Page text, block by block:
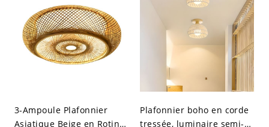
3-Ampoule Plafonnier
Asiatique Beige en Rotin
Plafonnier boho en corde
tressée, luminaire semi-